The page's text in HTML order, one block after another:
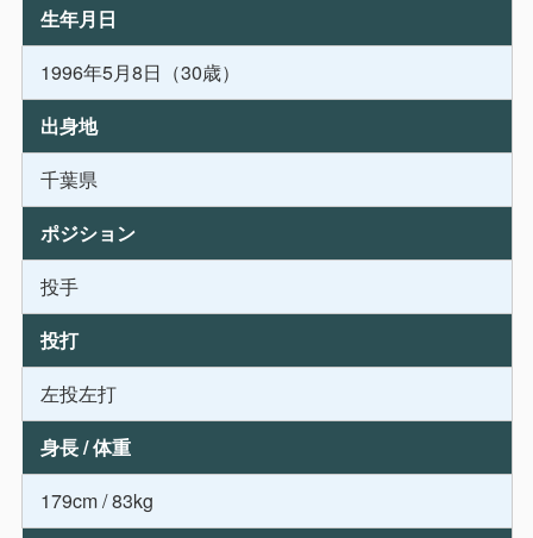
生年月日
1996年5月8日（30歳）
出身地
千葉県
ポジション
投手
投打
左投左打
身長 / 体重
179cm / 83kg